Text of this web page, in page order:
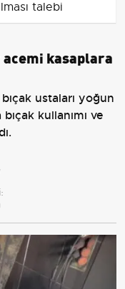
talebi
acemi kasaplara
ustaları yoğun
kullanımı ve